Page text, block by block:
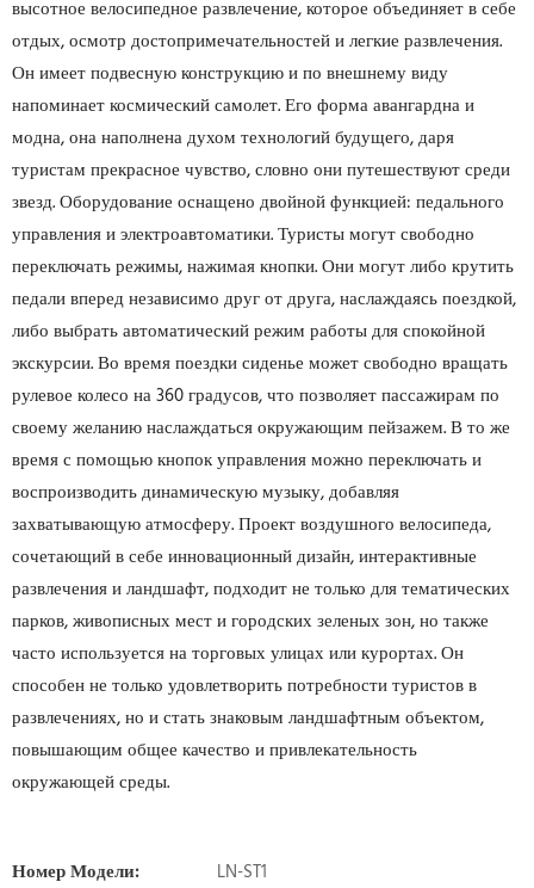
высотное велосипедное развлечение, которое объединяет в себе
отдых, осмотр достопримечательностей и легкие развлечения.
Он имеет подвесную конструкцию и по внешнему виду
напоминает космический самолет. Его форма авангардна и
модна, она наполнена духом технологий будущего, даря
туристам прекрасное чувство, словно они путешествуют среди
звезд. Оборудование оснащено двойной функцией: педального
управления и электроавтоматики. Туристы могут свободно
переключать режимы, нажимая кнопки. Они могут либо крутить
педали вперед независимо друг от друга, наслаждаясь поездкой,
либо выбрать автоматический режим работы для спокойной
экскурсии. Во время поездки сиденье может свободно вращать
рулевое колесо на 360 градусов, что позволяет пассажирам по
своему желанию наслаждаться окружающим пейзажем. В то же
время с помощью кнопок управления можно переключать и
воспроизводить динамическую музыку, добавляя
захватывающую атмосферу. Проект воздушного велосипеда,
сочетающий в себе инновационный дизайн, интерактивные
развлечения и ландшафт, подходит не только для тематических
парков, живописных мест и городских зеленых зон, но также
часто используется на торговых улицах или курортах. Он
способен не только удовлетворить потребности туристов в
развлечениях, но и стать знаковым ландшафтным объектом,
повышающим общее качество и привлекательность
окружающей среды.
Номер Модели:
LN-ST1